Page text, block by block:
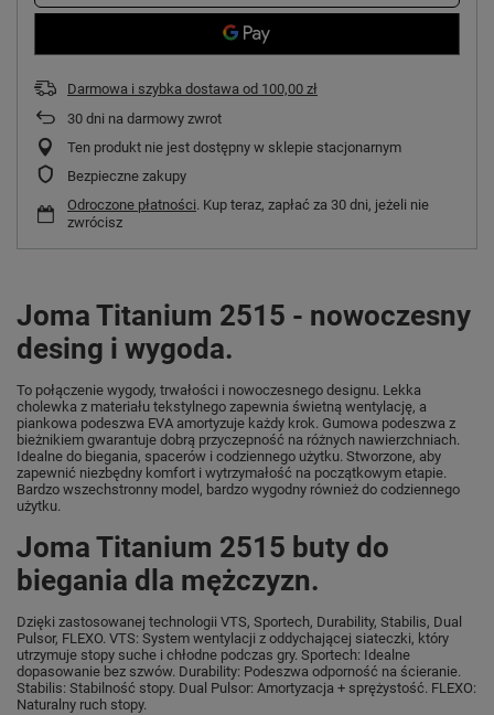
Darmowa i szybka dostawa od 100,00 zł
30 dni na darmowy zwrot
Ten produkt nie jest dostępny w sklepie stacjonarnym
Bezpieczne zakupy
Odroczone płatności. Kup teraz, zapłać za 30 dni, jeżeli nie
zwrócisz
Joma Titanium 2515 - nowoczesny
desing i wygoda.
To połączenie wygody, trwałości i nowoczesnego designu. Lekka
cholewka z materiału tekstylnego zapewnia świetną wentylację, a
piankowa podeszwa EVA amortyzuje każdy krok. Gumowa podeszwa z
bieżnikiem gwarantuje dobrą przyczepność na różnych nawierzchniach.
Idealne do biegania, spacerów i codziennego użytku. Stworzone, aby
zapewnić niezbędny komfort i wytrzymałość na początkowym etapie.
Bardzo wszechstronny model, bardzo wygodny również do codziennego
użytku.
Joma Titanium 2515 buty do
biegania dla mężczyzn.
Dzięki zastosowanej technologii VTS, Sportech, Durability, Stabilis, Dual
Pulsor, FLEXO. VTS: System wentylacji z oddychającej siateczki, który
utrzymuje stopy suche i chłodne podczas gry. Sportech: Idealne
dopasowanie bez szwów. Durability: Podeszwa odporność na ścieranie.
Stabilis: Stabilność stopy. Dual Pulsor: Amortyzacja + sprężystość. FLEXO:
Naturalny ruch stopy.